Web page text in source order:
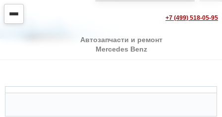
+7 (499) 518-05-95
Автозапчасти и ремонт
Mercedes Benz